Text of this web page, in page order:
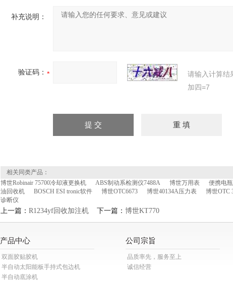
补充说明：
验证码：
请输入计算结
加四=7
相关同类产品：
博世Robinair 75700冷却液更换机
ABS制动系检测仪7488A 博世万用表 便携电
油回收机
BOSCH ESI tronic软件 博世OTC6673 博世40134A压力表 博世OTC
诊断仪
上一篇： R1234yf回收加注机 下一篇： 博世KT770
产品中心
双面胶贴胶机
半自动太阳能板手持式包边机
半自动底涂机
公司宗旨
品质率先，服务至上
诚信经营